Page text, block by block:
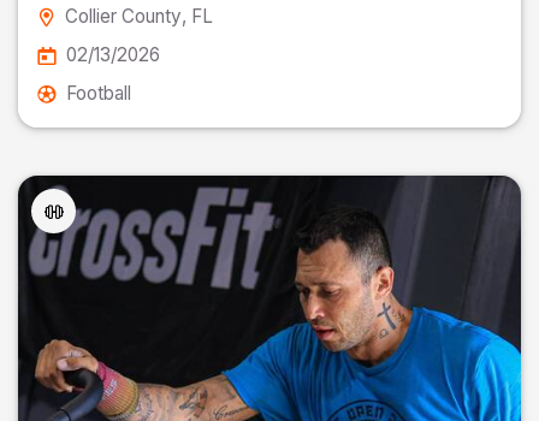
Collier County, FL
02/13/2026
Football